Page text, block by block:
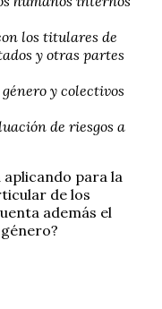
los titulares de
y otras partes
y colectivos
de riesgos a
aplicando para la
de los
además el